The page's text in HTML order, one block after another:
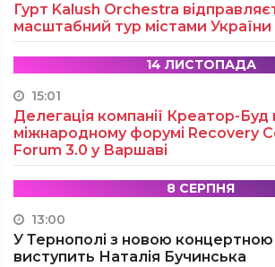
Гурт Kalush Orchestra
масштабний тур містами України
14 ЛИСТОПАДА
15:01
Делегація компанії Креатор-Буд
міжнародному форумі Recovery
Forum 3.0 у Варшаві
8 СЕРПНЯ
13:00
У Тернополі з новою
виступить Наталія Бучинська